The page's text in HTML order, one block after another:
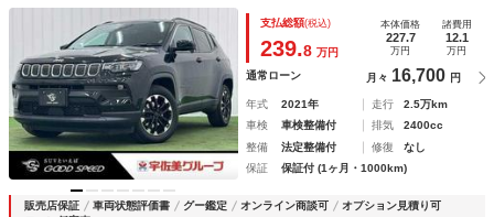
クリアランスソナー／パーキングアシスト／ハーフレザーシー
ト／ＥＴＣ／アイドリングストップ／ステアリングリモコン／
支払総額(税込)
239.8 万円
本体価格
227.7
万円
諸費用
12.1
万円
通常ローン 月々 16,700 円
年式 2021年 走行
2.5万km
車検
車検整備付 排気
2400cc
整備
法定整備付 修復
なし
保証
保証付 (1ヶ月・1000km)
販売店保証 車両状態評価書 グー鑑定 オンライン商談可
オプション見積り可